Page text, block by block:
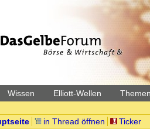
Wissen Elliott-Wellen Themen
in Thread öffnen Ticker